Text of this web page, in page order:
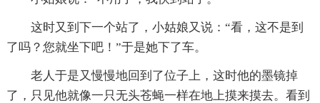
这时又到下一个站了，小姑娘又说：“看，这不是到
了吗？您就坐下吧！”于是她下了车。
老人于是又慢慢地回到了位子上，这时他的墨镜掉
了，只见他就像一只无头苍蝇一样在地上摸来摸去。看到